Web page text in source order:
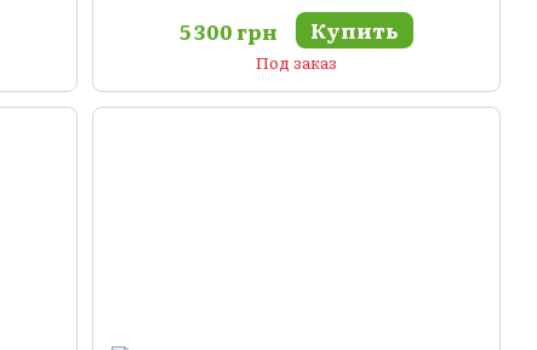
5 300 грн Купить
Под заказ